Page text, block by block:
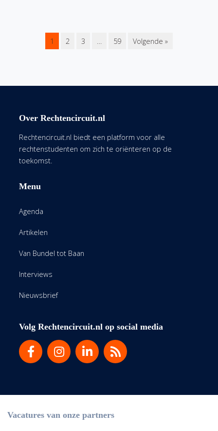
1 2 3 … 59 Volgende »
Over Rechtencircuit.nl
Rechtencircuit.nl biedt een platform voor alle
rechtenstudenten om zich te oriënteren op de
toekomst.
Menu
Agenda
Artikelen
Van Bundel tot Baan
Interviews
Nieuwsbrief
Volg Rechtencircuit.nl op social media
Vacatures van onze partners